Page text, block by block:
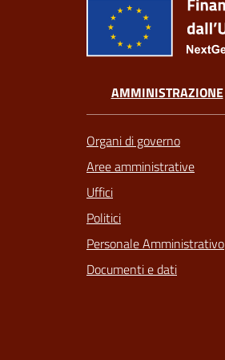
AMMINISTRAZIONE
Organi di governo
Aree amministrative
Uffici
Politici
Personale Amministrativo
Documenti e dati